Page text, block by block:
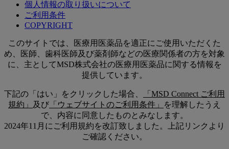
個人情報の取り扱いについて
ご利用条件
COPYRIGHT
このサイトでは、医療用医薬品を適正にご使用いただくた
め、医師、歯科医師及び薬剤師などの医療関係者の方を対象
に、主としてMSD株式会社の医療用医薬品に関する情報を
提供しています。
下記の「はい」をクリックした場合、
「MSD Connect ご利用
規約」
及び 「ウェブサイトのご利用条件」
を理解したうえ
で、内容に同意したものとみなします。
2024年11月にご利用規約を改訂致しました。上記リンクより
ご確認ください。